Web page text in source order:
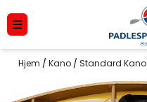
Hopp til innhold
Hjem / Kano / Standard Kano